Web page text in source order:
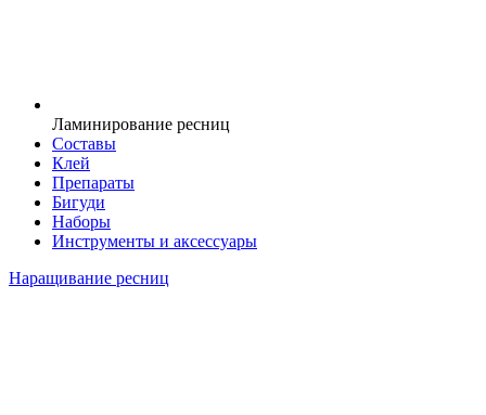
Ламинирование ресниц
Составы
Клей
Препараты
Бигуди
Наборы
Инструменты и аксессуары
Наращивание ресниц